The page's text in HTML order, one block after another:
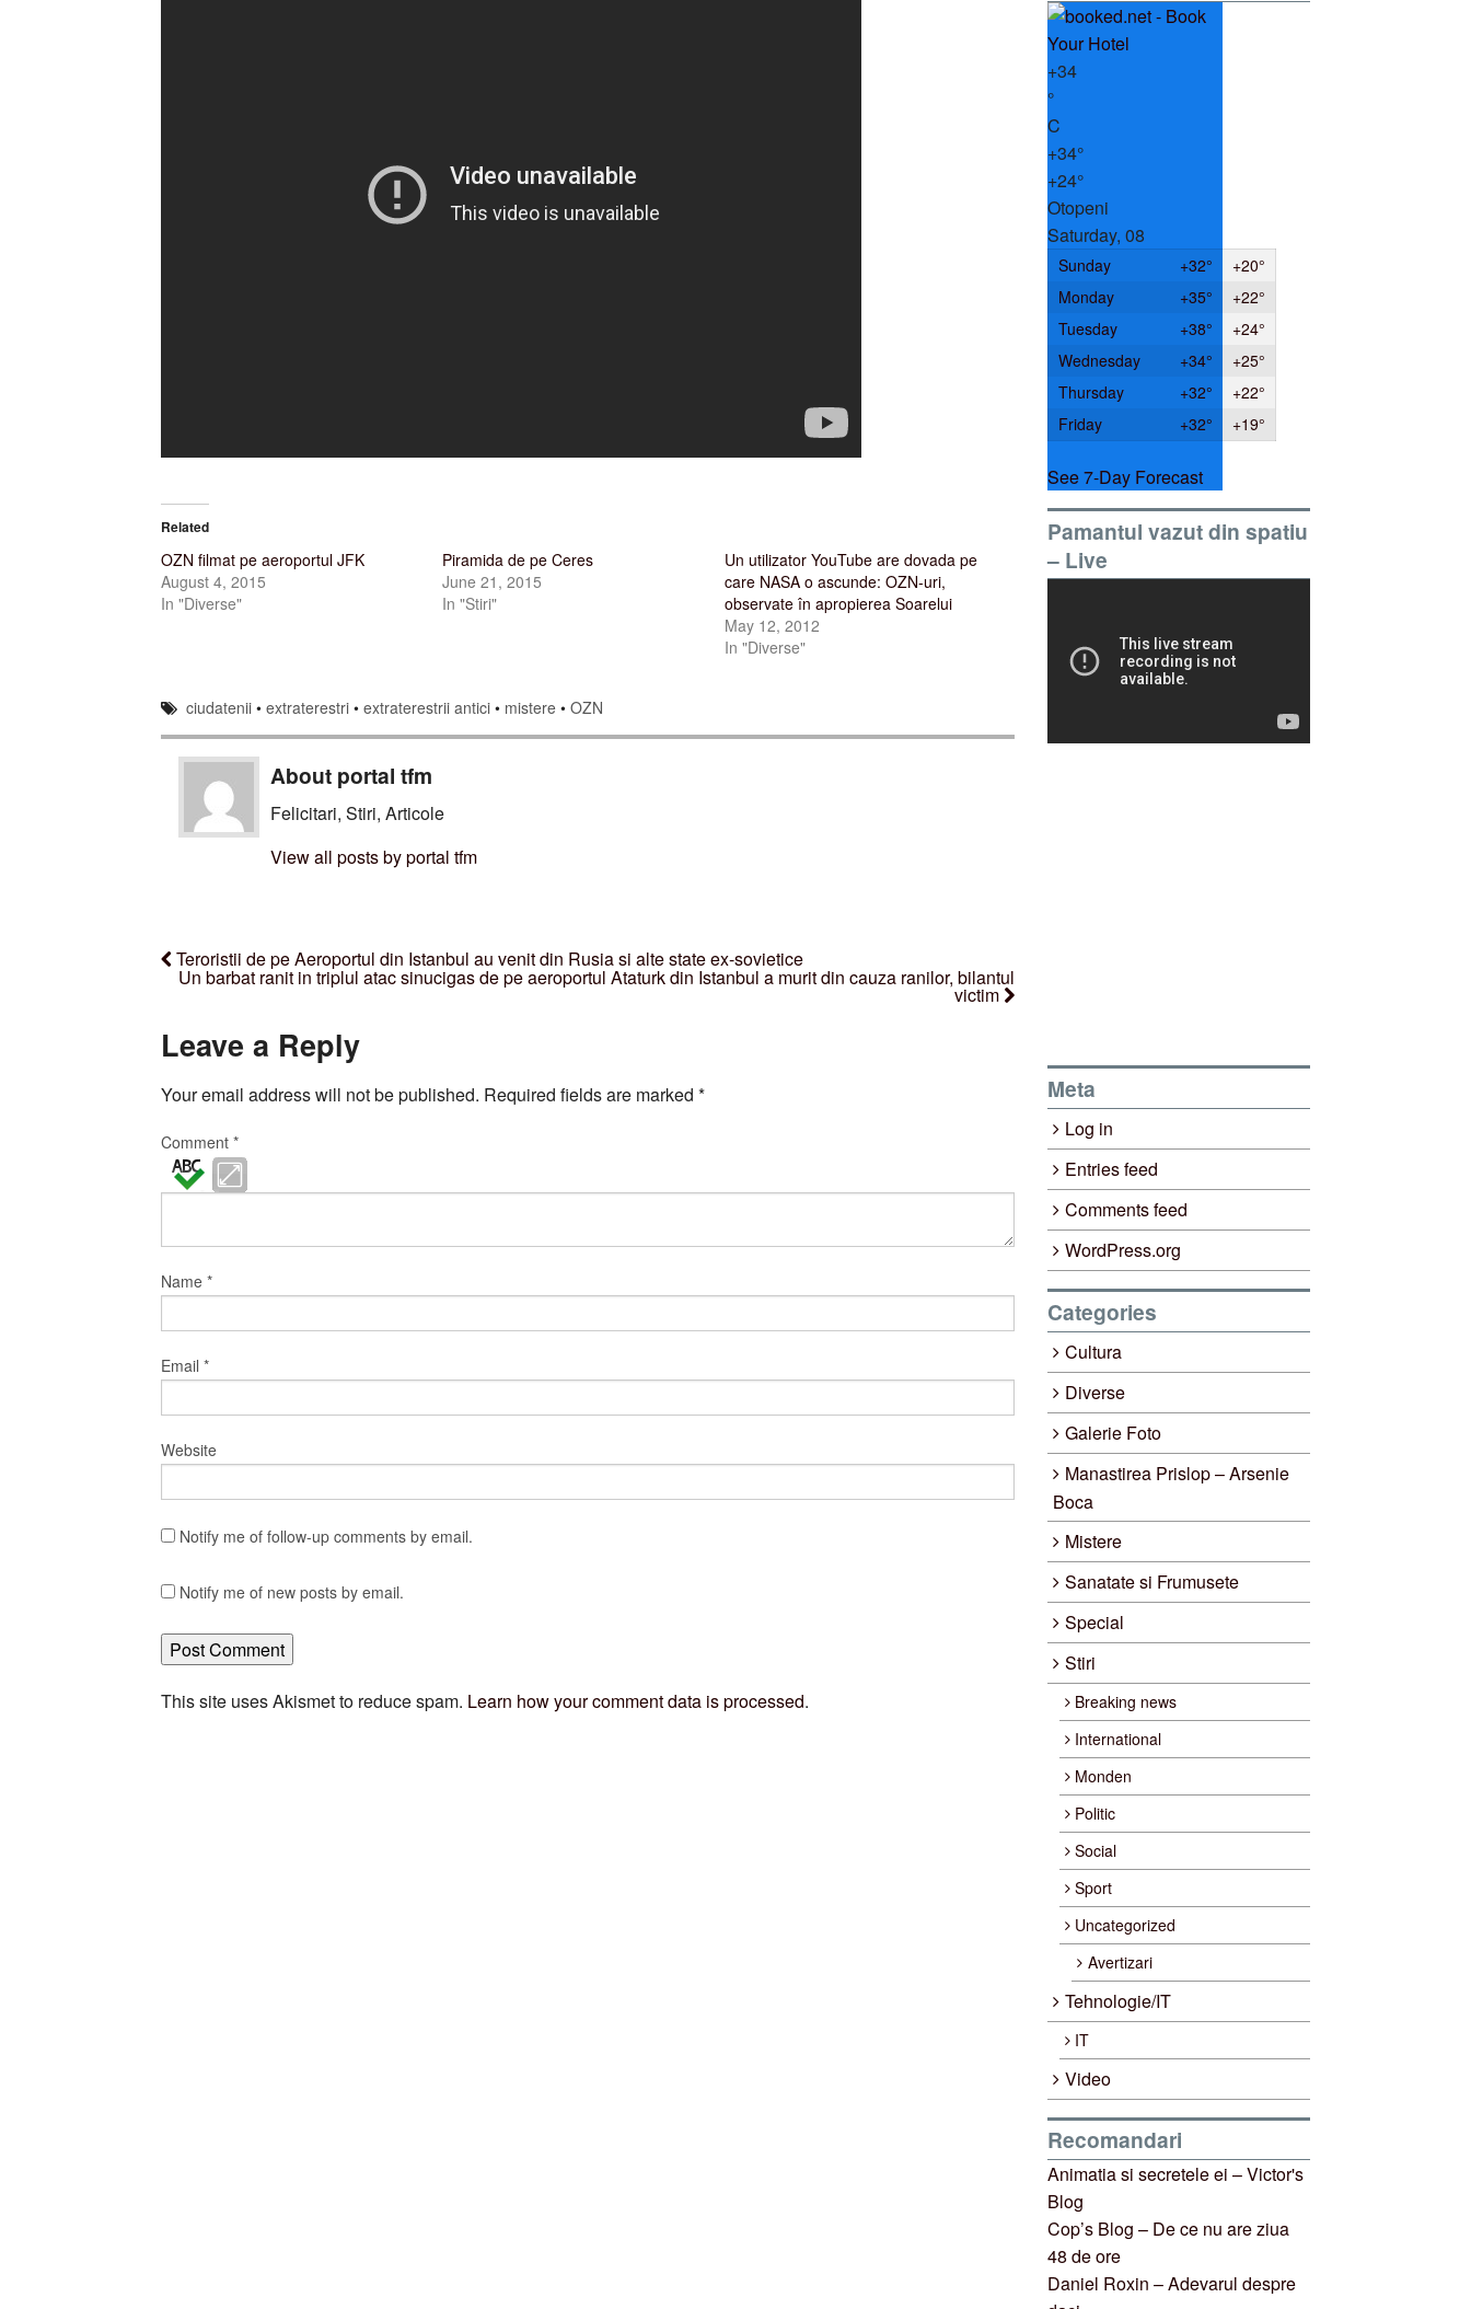
Related
OZN filmat pe aeroportul JFK
August 4, 2015
In "Diverse"
Piramida de pe Ceres
June 21, 2015
In "Stiri"
Un utilizator YouTube are dovada pe
care NASA o ascunde: OZN-uri,
observate în apropierea Soarelui
May 12, 2012
In "Diverse"
ciudatenii •extraterestri •extraterestrii antici • mistere •OZN
About portal tfm
Felicitari, Stiri, Articole
View all posts by portal tfm
Teroristii de pe Aeroportul din Istanbul au venit din Rusia si alte state ex-sovietice
Un barbat ranit in triplul atac sinucigas de pe aeroportul Ataturk din Istanbul a murit din cauza ranilor, bilantul
victim
Leave a Reply
Your email address will not be published. Required fields are marked *
Comment *
Name *
Email *
Website
Notify me of follow-up comments by email.
Notify me of new posts by email.
This site uses Akismet to reduce spam. Learn how your comment data is processed.
+34
°
C
+34°
+24°
Otopeni
Saturday, 08
Sunday +32° +20°
Monday
+35° +22°
Tuesday
+38° +24°
Wednesday
+34° +25°
Thursday
+32° +22°
Friday
+32° +19°
See 7-Day Forecast
Pamantul vazut din spatiu
– Live
Meta
Log in
Entries feed
Comments feed
WordPress.org
Categories
Cultura
Diverse
Galerie Foto
Manastirea Prislop – Arsenie
Boca
Mistere
Sanatate si Frumusete
Special
Stiri
Breaking news
International
Monden
Politic
Social
Sport
Uncategorized
Avertizari
Tehnologie/IT
IT
Video
Recomandari
Animatia si secretele ei – Victor's
Blog
Cop’s Blog – De ce nu are ziua
48 de ore
Daniel Roxin – Adevarul despre